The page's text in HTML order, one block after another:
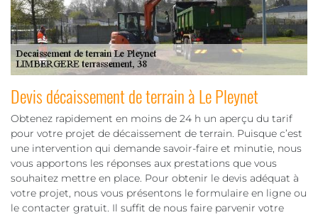
Devis décaissement de terrain à Le Pleynet
Obtenez rapidement en moins de 24 h un aperçu du tarif
pour votre projet de décaissement de terrain. Puisque c’est
une intervention qui demande savoir-faire et minutie, nous
vous apportons les réponses aux prestations que vous
souhaitez mettre en place. Pour obtenir le devis adéquat à
votre projet, nous vous présentons le formulaire en ligne ou
le contacter gratuit. Il suffit de nous faire parvenir votre